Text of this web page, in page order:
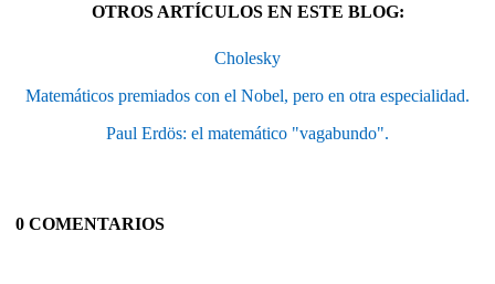
OTROS ARTÍCULOS EN ESTE BLOG:
Cholesky
Matemáticos premiados con el Nobel, pero en otra especialidad.
Paul Erdös: el matemático "vagabundo".
0 COMENTARIOS